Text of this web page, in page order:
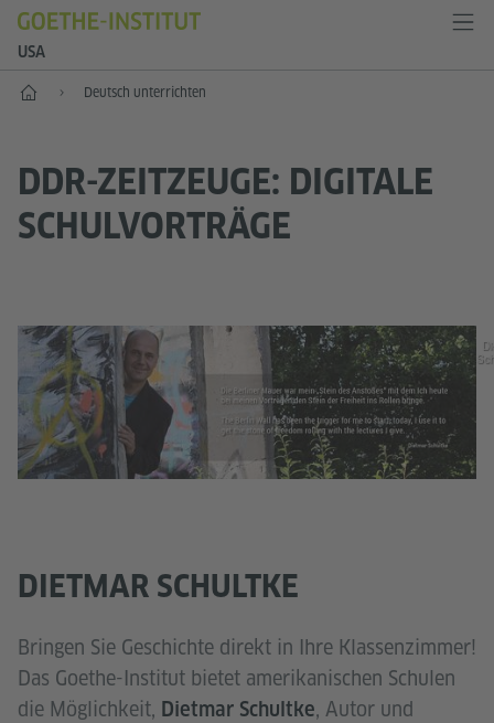
USA
Start Deutsch unterrichten
DDR-ZEITZEUGE: DIGITALE
SCHULVORTRÄGE
DIETMAR SCHULTKE
Bringen Sie Geschichte direkt in Ihre Klassenzimmer!
Das Goethe-Institut bietet amerikanischen Schulen
die Möglichkeit, Dietmar Schultke, Autor und